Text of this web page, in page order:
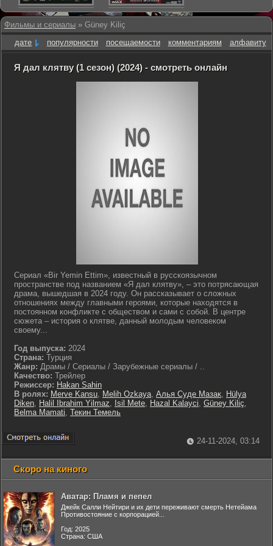
Фильмы и сериалы » Güney Kiliç
дате
популярности посещаемости комментариям алфавиту
Я дал клятву (1 сезон) (2024) - смотреть онлайн
Сериал «Bir Yemin Ettim», известный в русскоязычном
пространстве под названием «Я дал клятву», – это потрясающая
драма, вышедшая в 2024 году. Он рассказывает о сложных
отношениях между главными героями, которые находятся в
постоянном конфликте с обществом и сами с собой. В центре
сюжета – история о клятве, данный молодым человеком
своему...
Год выпуска: 2024
Страна: Турция
Жанр: Драмы / Сериалы / Зарубежные сериалы / ..
Качество: Трейлер
Режиссер: Hakan Sahin
В ролях: Merve Kansu, Melih Ozkaya, Алья Суде Мазак, Hülya
Diken, Halil Ibrahim Yilmaz, Isil Mete, Hazal Kalayci, Güney Kiliç,
Belma Mamati, Текин Темель
24-11-2024, 03:14
Скоро на киного
Аватар: Пламя и пепел
Джейк Салли Нейтири и их дети переживают смерть Нетейама
Противостояние с корпорацией...
Год: 2025
Страна: США